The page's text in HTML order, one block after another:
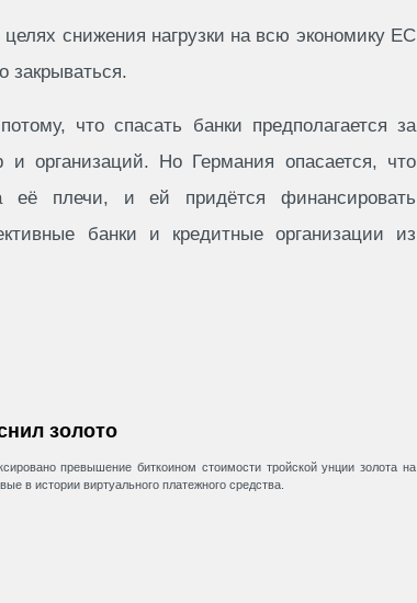
снижения нагрузки на всю экономику ЕС
закрываться.
что спасать банки предполагается за
организаций. Но Германия опасается, что
её плечи, и ей придётся финансировать
банки и кредитные организации из
золото
превышение биткоином стоимости тройской унции золота на
в истории виртуального платежного средства.